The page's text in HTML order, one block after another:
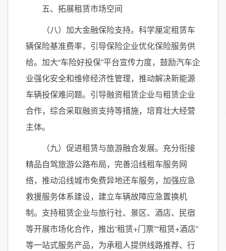
五、拓展租赁市场空间
（八）加大金融保险支持。科学厘定租赁车
辆保险基准费率，引导保险企业优化保险服务供
给。加大“车险好投保”平台宣传力度，鼓励汽车企
业强化安全和维修经济性管理，推动解决新能源
车辆投保难问题。引导融资租赁企业与租赁企业
合作，综合采取融资支持等措施，培育壮大经营
主体。
（九）促进租赁与旅游融合发展。充分衔接
精品自驾旅游公路布局，完善沿线租车服务网
络，推动沿线城市免费异地还车服务，加强应急
救援服务体系建设，建立车辆故障应急置换机
制。支持租赁企业与旅行社、景区、酒店、民宿
等开展市场化合作，推出“租赁+门票”“租赁+酒店”
等一站式服务产品，为承租人提供线路推荐、行